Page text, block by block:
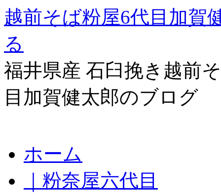
越前そば粉屋6代目加賀
る
福井県産 石臼挽き越前
目加賀健太郎のブログ
ン
ツ
ホーム
｜粉奈屋六代目